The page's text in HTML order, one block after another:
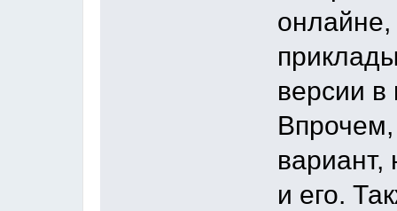
онлайне,
версии в
Впрочем,
вариант,
и его.